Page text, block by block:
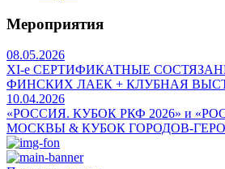
Мероприятия
08.05.2026
ХI-е СЕРТИФИКАТНЫЕ
ФИНСКИХ ЛАЕК + КЛУБНАЯ
10.04.2026
«РОССИЯ. КУБОК РКФ 2026» и
МОСКВЫ & КУБОК ГОРОДОВ-